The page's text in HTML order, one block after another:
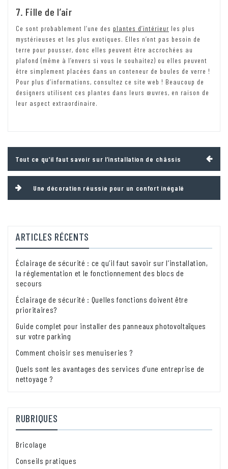
7. Fille de l’air
Ce sont probablement l’une des plantes d’intérieur les plus
mystérieuses et les plus exotiques. Elles n’ont pas besoin de
terre pour pousser, donc elles peuvent être accrochées au
plafond (même à l’envers si vous le souhaitez) ou elles peuvent
être simplement placées dans un conteneur de boules de verre !
Pour plus d’informations, consultez ce site web ! Beaucoup de
designers utilisent ces plantes dans leurs œuvres, en raison de
leur aspect extraordinaire.
de
l’article
Tout ce qu’il faut savoir sur l’installation de châssis
Une décoration réussie pour un confort inégalé
ARTICLES RÉCENTS
Éclairage de sécurité : ce qu’il faut savoir sur l’installation,
la réglementation et le fonctionnement des blocs de
secours
Éclairage de sécurité : Quelles fonctions doivent être
prioritaires?
Guide complet pour installer des panneaux photovoltaïques
sur votre parking
Comment choisir ses menuiseries ?
Quels sont les avantages des services d’une entreprise de
nettoyage ?
RUBRIQUES
Bricolage
Conseils pratiques